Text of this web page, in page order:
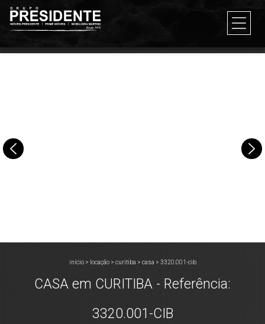
início> locação> curitiba > casa > 3320.001-cib
CASA em CURITIBA - Referência:
3320.001-CIB